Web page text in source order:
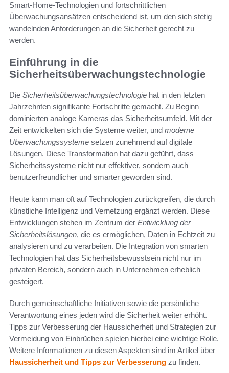
Smart-Home-Technologien und fortschrittlichen
Überwachungsansätzen entscheidend ist, um den sich stetig
wandelnden Anforderungen an die Sicherheit gerecht zu
werden.
Einführung in die
Sicherheitsüberwachungstechnologie
Die Sicherheitsüberwachungstechnologie hat in den letzten
Jahrzehnten signifikante Fortschritte gemacht. Zu Beginn
dominierten analoge Kameras das Sicherheitsumfeld. Mit der
Zeit entwickelten sich die Systeme weiter, und moderne
Überwachungssysteme setzen zunehmend auf digitale
Lösungen. Diese Transformation hat dazu geführt, dass
Sicherheitssysteme nicht nur effektiver, sondern auch
benutzerfreundlicher und smarter geworden sind.
Heute kann man oft auf Technologien zurückgreifen, die durch
künstliche Intelligenz und Vernetzung ergänzt werden. Diese
Entwicklungen stehen im Zentrum der Entwicklung der
Sicherheitslösungen, die es ermöglichen, Daten in Echtzeit zu
analysieren und zu verarbeiten. Die Integration von smarten
Technologien hat das Sicherheitsbewusstsein nicht nur im
privaten Bereich, sondern auch in Unternehmen erheblich
gesteigert.
Durch gemeinschaftliche Initiativen sowie die persönliche
Verantwortung eines jeden wird die Sicherheit weiter erhöht.
Tipps zur Verbesserung der Haussicherheit und Strategien zur
Vermeidung von Einbrüchen spielen hierbei eine wichtige Rolle.
Weitere Informationen zu diesen Aspekten sind im Artikel über
Haussicherheit und Tipps zur Verbesserung zu finden.